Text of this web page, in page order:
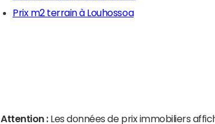
Prix m2 terrain à Louhossoa
Attention : Les données de prix immobiliers